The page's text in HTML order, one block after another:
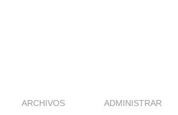
ARCHIVOS ADMINISTRAR